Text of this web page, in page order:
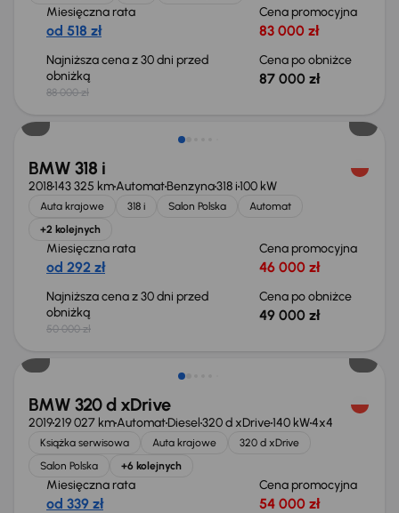
Miesięczna rata
od 518 zł
Cena promocyjna
83 000 zł
Najniższa cena z 30 dni przed
obniżką
88 000 zł
Cena po obniżce
87 000 zł
Taniej o 1 000 zł
BMW 318 i
2018143 325 kmAutomatBenzyna318 i100 kW
Auta krajowe 318 i Salon Polska
Automat
+2 kolejnych
Miesięczna rata
od 292 zł
Cena promocyjna
46 000 zł
Najniższa cena z 30 dni przed
obniżką
50 000 zł
Cena po obniżce
49 000 zł
BMW 320 d xDrive
2019219 027 kmAutomatDiesel320 d xDrive140 kW4x4
Książka serwisowa Auta krajowe
320 d xDrive
Salon Polska
+6 kolejnych
Miesięczna rata
od 339 zł
Cena promocyjna
54 000 zł